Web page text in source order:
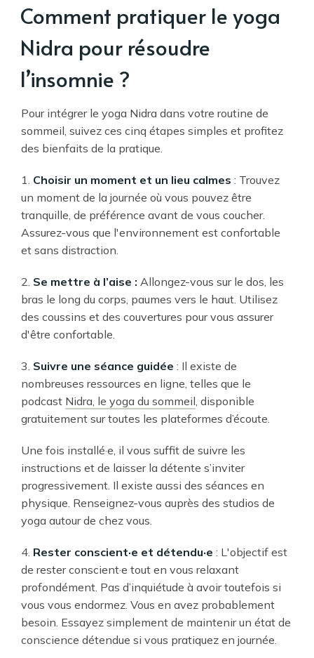
Comment pratiquer le yoga
Nidra pour résoudre
l’insomnie ?
Pour intégrer le yoga Nidra dans votre routine de
sommeil, suivez ces cinq étapes simples et profitez
des bienfaits de la pratique.
1. Choisir un moment et un lieu calmes : Trouvez
un moment de la journée où vous pouvez être
tranquille, de préférence avant de vous coucher.
Assurez-vous que l'environnement est confortable
et sans distraction.
2. Se mettre à l’aise : Allongez-vous sur le dos, les
bras le long du corps, paumes vers le haut. Utilisez
des coussins et des couvertures pour vous assurer
d'être confortable.
3. Suivre une séance guidée : Il existe de
nombreuses ressources en ligne, telles que le
podcast Nidra, le yoga du sommeil, disponible
gratuitement sur toutes les plateformes d’écoute.
Une fois installé·e, il vous suffit de suivre les
instructions et de laisser la détente s’inviter
progressivement. Il existe aussi des séances en
physique. Renseignez-vous auprès des studios de
yoga autour de chez vous.
4. Rester conscient·e et détendu·e : L'objectif est
de rester conscient·e tout en vous relaxant
profondément. Pas d’inquiétude à avoir toutefois si
vous vous endormez. Vous en avez probablement
besoin. Essayez simplement de maintenir un état de
conscience détendue si vous pratiquez en journée.